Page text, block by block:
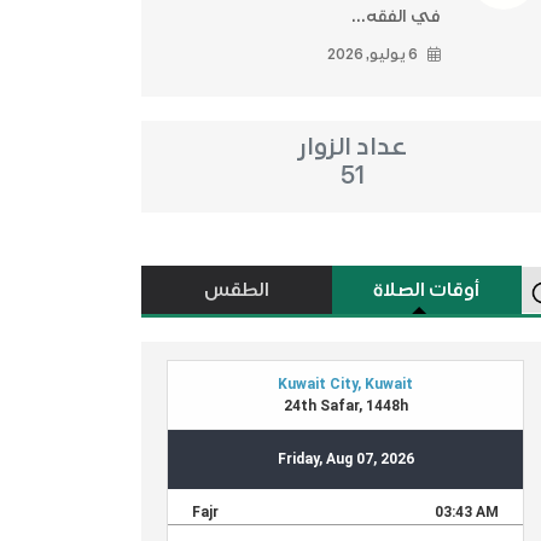
في الفقه...
6 يوليو, 2026
عداد الزوار
51
أوقات الصلاة الطقس